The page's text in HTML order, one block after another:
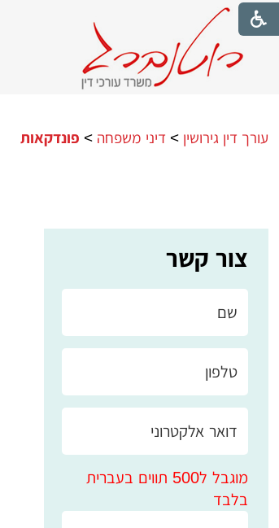
צור קשר
מוגבל ל500 תווים בעברית
בלבד
עורך דין גירושין > דיני משפחה > פונדקאות